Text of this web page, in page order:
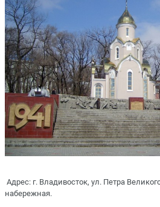
Адрес: г. Владивосток, ул. Петра
набережная.